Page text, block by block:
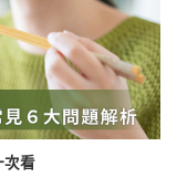
次看